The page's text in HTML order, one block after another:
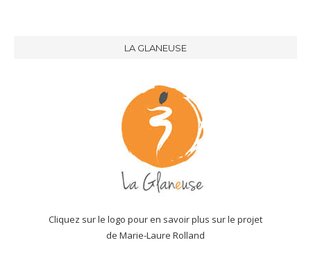
LA GLANEUSE
Cliquez sur le logo pour en savoir plus sur le projet
de Marie-Laure Rolland